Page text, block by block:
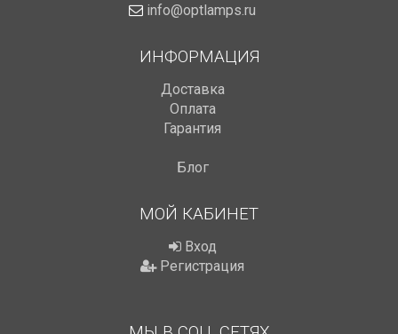
info@optlamps.ru
ИНФОРМАЦИЯ
Доставка
Оплата
Гарантия
Блог
МОЙ КАБИНЕТ
Вход
Регистрация